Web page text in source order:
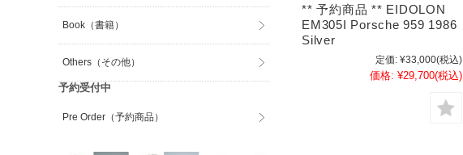
** 予約商品 ** EIDOLON
EM305I Porsche 959 1986
Silver
定価: ¥33,000(税込)
価格: ¥29,700(税込)
Book（書籍）
Others（その他）
予約受付中
Pre Order（予約商品）